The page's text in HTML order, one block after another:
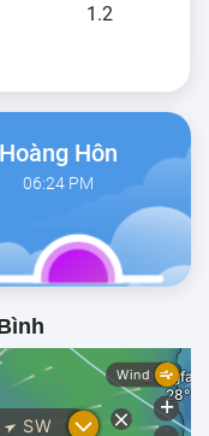
1.2
Hoàng Hôn
06:24 PM